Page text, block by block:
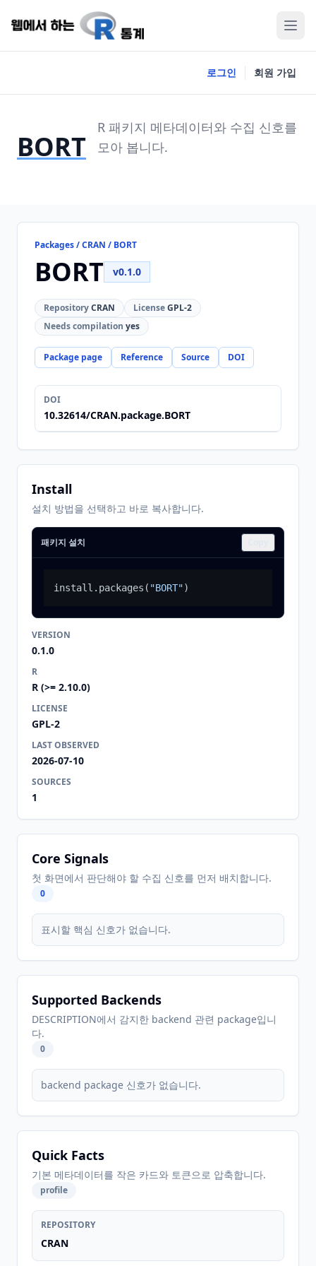
로그인 회원 가입
BORT
R 패키지 메타데이터와 수집 신호를
모아 봅니다.
Packages / CRAN / BORT
BORT v0.1.0
RepositoryCRAN LicenseGPL-2
Needs compilation yes
Package page Reference Source DOI
DOI
10.32614/CRAN.package.BORT
Install
설치 방법을 선택하고 바로 복사합니다.
패키지 설치
install.packages ( "BORT")
VERSION
0.1.0
R
R (>= 2.10.0)
LICENSE
GPL-2
LAST OBSERVED
2026-07-10
SOURCES
1
Core Signals
첫 화면에서 판단해야 할 수집 신호를 먼저 배치합니다.
0
표시할 핵심 신호가 없습니다.
Supported Backends
DESCRIPTION에서 감지한 backend 관련 package입니
다.
0
backend package 신호가 없습니다.
Quick Facts
기본 메타데이터를 작은 카드와 토큰으로 압축합니다.
profile
REPOSITORY
CRAN